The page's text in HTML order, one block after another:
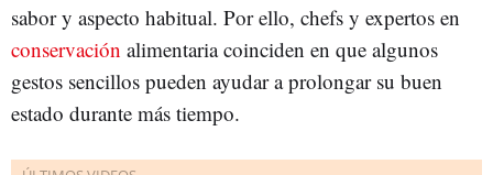
sabor y aspecto habitual. Por ello, chefs y expertos en
conservación alimentaria coinciden en que algunos
gestos sencillos pueden ayudar a prolongar su buen
estado durante más tiempo.